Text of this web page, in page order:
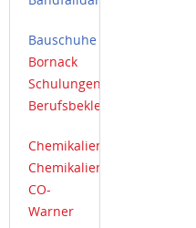
Bauschuhe
Bornack
Schulungen
Berufsbekleidung
Chemikalienschutzanzug
CO-
Warner